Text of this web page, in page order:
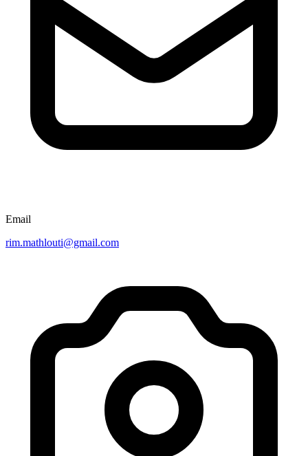
Email
rim.mathlouti@gmail.com